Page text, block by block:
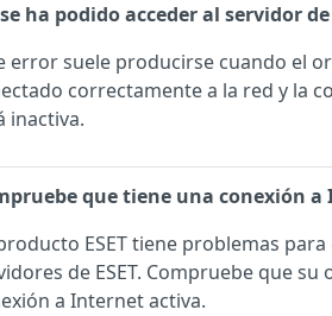
ha podido acceder al servidor
error suele producirse cuando el
correctamente a la red y la
inactiva.
que tiene una conexión
ESET tiene problemas
de ESET. Compruebe que
a Internet activa.